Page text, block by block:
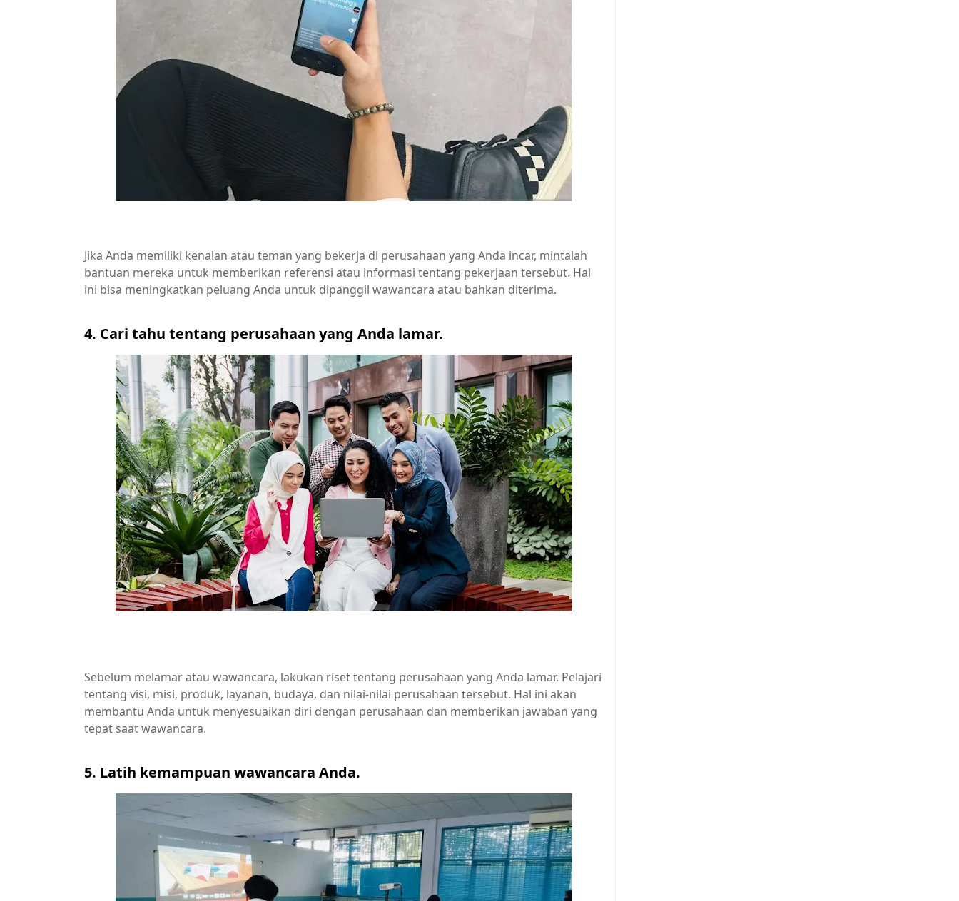
Jika Anda memiliki kenalan atau teman yang bekerja di perusahaan yang Anda incar, mintalah
bantuan mereka untuk memberikan referensi atau informasi tentang pekerjaan tersebut. Hal
ini bisa meningkatkan peluang Anda untuk dipanggil wawancara atau bahkan diterima.
4. Cari tahu tentang perusahaan yang Anda lamar.
Sebelum melamar atau wawancara, lakukan riset tentang perusahaan yang Anda lamar. Pelajari
tentang visi, misi, produk, layanan, budaya, dan nilai-nilai perusahaan tersebut. Hal ini akan
membantu Anda untuk menyesuaikan diri dengan perusahaan dan memberikan jawaban yang
tepat saat wawancara.
5. Latih kemampuan wawancara Anda.